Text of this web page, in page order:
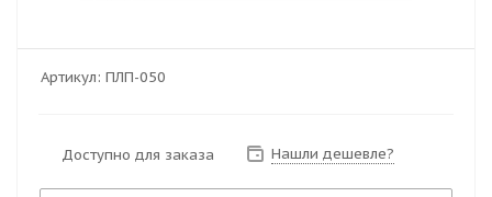
Артикул: ПЛП-050
Доступно для заказа Нашли дешевле?